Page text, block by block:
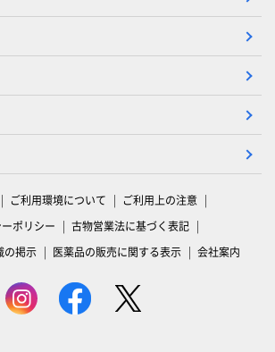
ご利用環境について
ご利用上の注意
ポリシー
古物営業法に基づく表記
の掲示
医薬品の販売に関する表示 会社案内